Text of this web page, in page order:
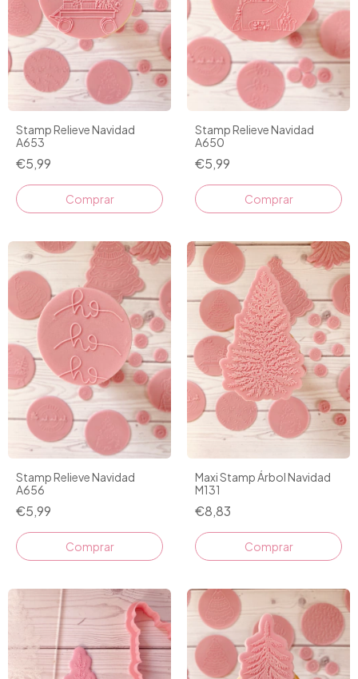
Stamp Relieve Navidad
A653
€5,99
Stamp Relieve Navidad
A650
€5,99
Stamp Relieve Navidad
A656
€5,99
Maxi Stamp Árbol Navidad
M131
€8,83
Comprar